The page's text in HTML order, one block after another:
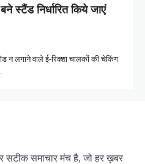
स्टैंड निर्धारित किये जाएं
न लगाने वाले ई-रिक्शा चालकों की चेकिंग
सटीक समाचार मंच है, जो हर ख़बर